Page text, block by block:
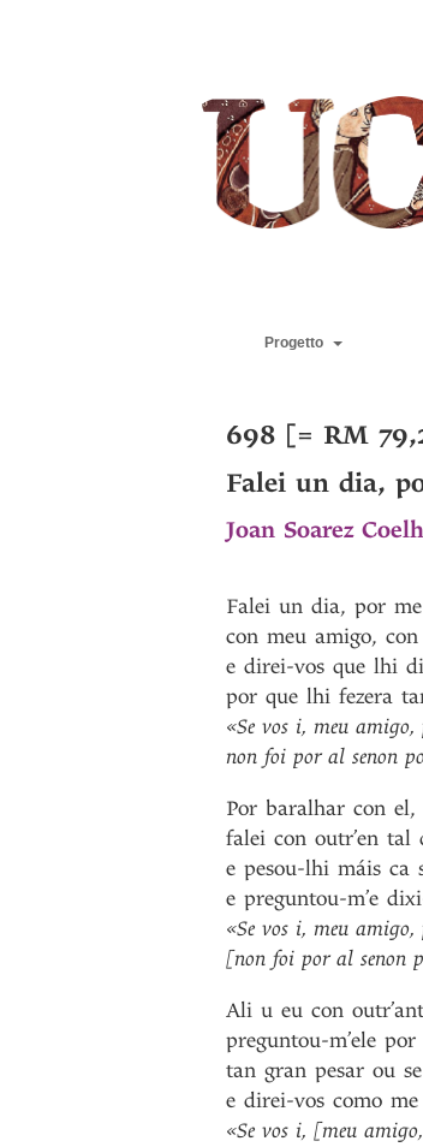
Progetto
698 [= RM
Falei un dia,
Joan Soarez
Falei un dia, por me
con meu amigo, con
e direi-vos que lhi
por que lhi fezera
«Se vos i, meu amigo,
non foi por al senon
Por baralhar con el,
falei con outr’en tal
e pesou-lhi máis ca
e preguntou-m’e
«Se vos i, meu amigo,
[non foi por al senon
Ali u eu con
preguntou-m’ele por
tan gran pesar ou se
e direi-vos como me
«Se vos i, [meu amigo,